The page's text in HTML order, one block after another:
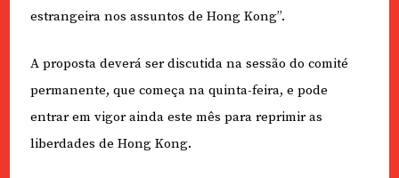
estrangeira nos assuntos de Hong Kong”.
A proposta deverá ser discutida na sessão do comité
permanente, que começa na quinta-feira, e pode
entrar em vigor ainda este mês para reprimir as
liberdades de Hong Kong.